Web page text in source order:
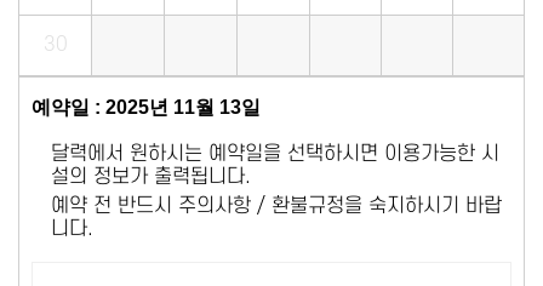
30
예약일 : 2025년 11월 13일
달력에서 원하시는 예약일을 선택하시면 이용가능한 시
설의 정보가 출력됩니다.
예약 전 반드시 주의사항 / 환불규정을 숙지하시기 바랍
니다.